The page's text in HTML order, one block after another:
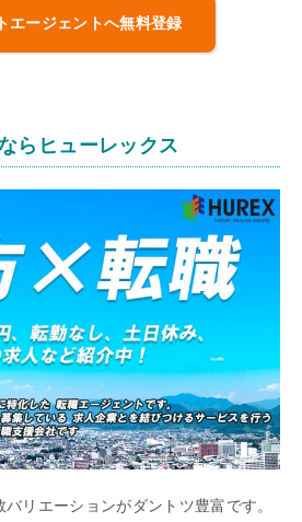
エージェントへ無料登録
らヒューレックス
リエーションがダントツ豊富です。